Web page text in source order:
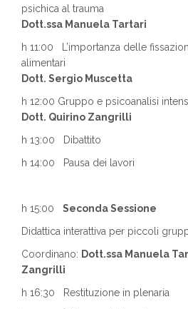
psichica al trauma
Dott.ssa Manuela Tartari
h 11:00 L’importanza delle
alimentari
Dott. Sergio Muscetta
h 12:00 Gruppo e psicoanalisi
Dott. Quirino Zangrilli
h 13:00 Dibattito
h 14:00 Pausa dei lavori
h 15:00 Seconda Sessione
Didattica interattiva per piccoli
Coordinano: Dott.ssa Manuela
Zangrilli
h 16:30 Restituzione in plenaria